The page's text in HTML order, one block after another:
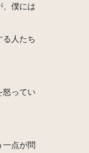
僕には
人たち
ってい
点が問